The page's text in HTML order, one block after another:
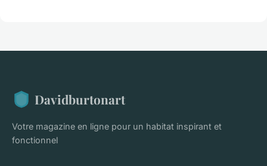
Davidburtonart
Votre magazine en ligne pour un habitat inspirant et
fonctionnel